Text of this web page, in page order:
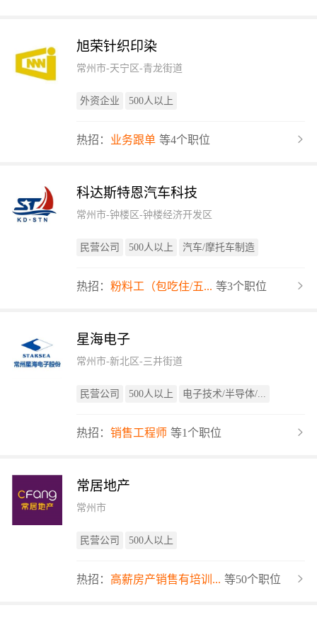
旭荣针织印染
常州市-天宁区-青龙街道
外资企业 500人以上
热招： 业务跟单 等4个职位
科达斯特恩汽车科技
常州市-钟楼区-钟楼经济开发区
民营公司 500人以上 汽车/摩托车制造
热招： 粉料工（包吃住/五... 等3个职位
星海电子
常州市-新北区-三井街道
民营公司 500人以上 电子技术/半导体/...
热招： 销售工程师 等1个职位
常居地产
常州市
民营公司 500人以上
热招： 高薪房产销售有培训... 等50个职位